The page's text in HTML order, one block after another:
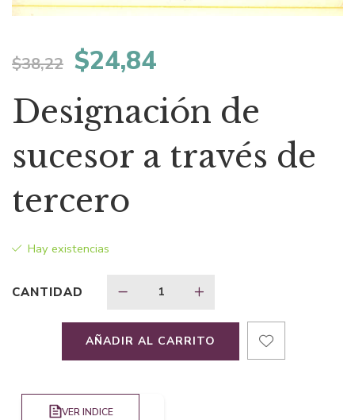
$38,22 El
precio
original
era:
$38,22.
$24,84El
precio
actual
es:
Designación de
sucesor a través de
tercero
Hay existencias
CANTIDAD
AÑADIR AL CARRITO
VER INDICE